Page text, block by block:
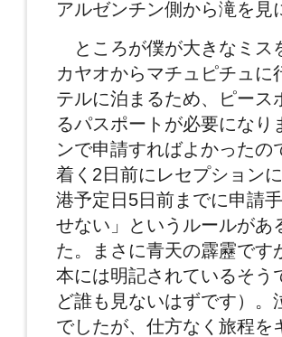
アルゼンチン側から滝を見
ところが僕が大きなミス
カヤオからマチュピチュ
テルに泊まるため、ピース
るパスポートが必要にな
ンで申請すればよかった
着く2日前にレセプション
港予定日5日前までに申請
せない」というルールがあ
た。まさに青天の霹靂です
本には明記されているそう
ど誰も見ないはずです）
でしたが、仕方なく旅程を